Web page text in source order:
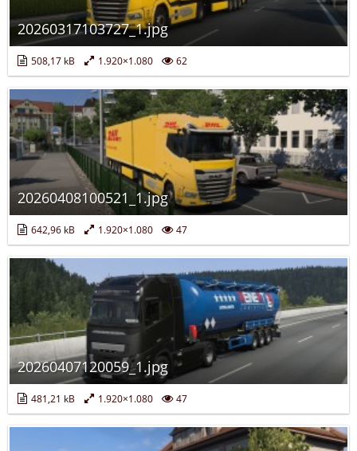
20260317103727_1.jpg
508,17 kB 1.920×1.080 62
20260408100521_1.jpg
642,96 kB 1.920×1.080 47
20260407120059_1.jpg
481,21 kB 1.920×1.080 47